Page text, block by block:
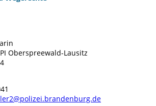
Oberspreewald-Lausitz